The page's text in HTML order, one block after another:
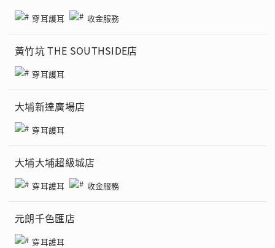
穿耳護耳 收金服務
黃竹坑 THE SOUTHSIDE店
穿耳護耳
大埔新達廣場店
穿耳護耳
大埔大埔超級城店
穿耳護耳 收金服務
元朗千色匯店
穿耳護耳